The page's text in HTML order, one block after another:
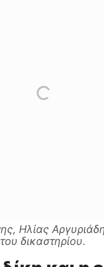
Ηλίας
του δικαστηρίου.